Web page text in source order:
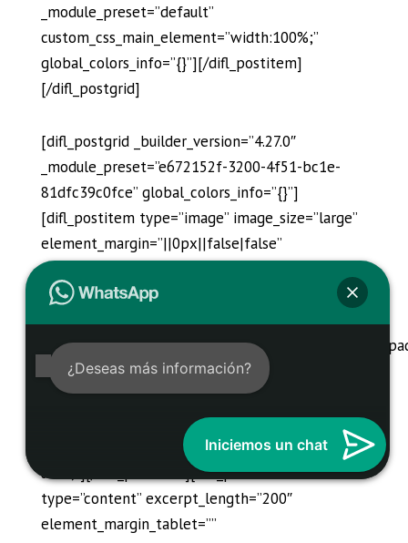
_module_preset=”default”
custom_css_main_element=”width:100%;”
global_colors_info=”{}”][/difl_postitem]
[/difl_postgrid]
[difl_postgrid _builder_version=”4.27.0″
_module_preset=”e672152f-3200-4f51-bc1e-
81dfc39c0fce” global_colors_info=”{}”]
[difl_postitem type=”image” image_size=”large”
element_margin=”||0px||false|false”
element_padding=”||||false|false”
_builder_version=”4.27.0″
_module_preset=”default”
right:10px;” global_colors_info=”{}”
custom_css_main_element_last_edited=”on|tablet”
custom_css_main_element_tablet=”width: auto;”
custom_css_main_element_phone=”width:
auto;”][/difl_postitem][difl_postitem
type=”content” excerpt_length=”200″
element_margin_tablet=””
¿Deseas más información?
Iniciemos un chat